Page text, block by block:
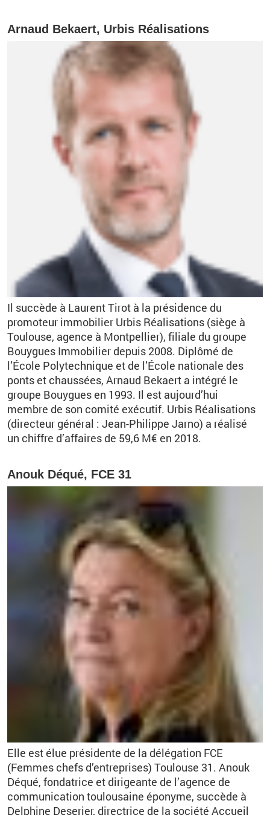
Arnaud Bekaert, Urbis Réalisations
Il succède à Laurent Tirot à la présidence du
promoteur immobilier Urbis Réalisations (siège à
Toulouse, agence à Montpellier), filiale du groupe
Bouygues Immobilier depuis 2008. Diplômé de
l’École Polytechnique et de l’École nationale des
ponts et chaussées, Arnaud Bekaert a intégré le
groupe Bouygues en 1993. Il est aujourd’hui
membre de son comité exécutif. Urbis Réalisations
(directeur général : Jean-Philippe Jarno) a réalisé
un chiffre d’affaires de 59,6 M€ en 2018.
Anouk Déqué, FCE 31
Elle est élue présidente de la délégation FCE
(Femmes chefs d’entreprises) Toulouse 31. Anouk
Déqué, fondatrice et dirigeante de l’agence de
communication toulousaine éponyme, succède à
Delphine Deserier, directrice de la société Accueil